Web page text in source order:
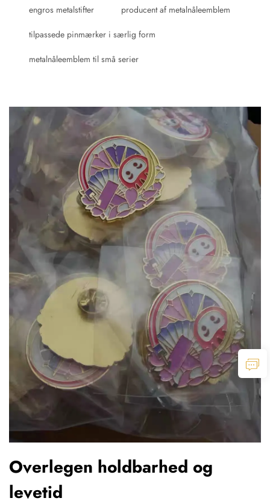
engros metalstifter producent af metalnåleemblem
tilpassede pinmærker i særlig form
metalnåleemblem til små serier
Overlegen holdbarhed og
levetid